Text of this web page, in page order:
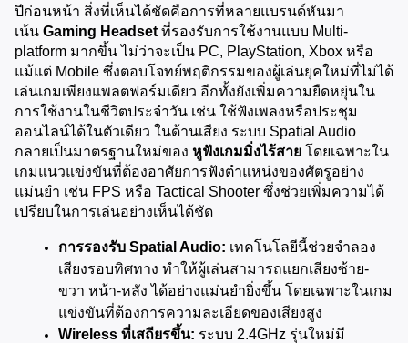
ปีก่อนหน้า สิ่งที่เห็นได้ชัดคือการที่หลายแบรนด์หันมา
เน้น Gaming Headset ที่รองรับการใช้งานแบบ Multi-
platform มากขึ้น ไม่ว่าจะเป็น PC, PlayStation, Xbox หรือ
แม้แต่ Mobile ซึ่งตอบโจทย์พฤติกรรมของผู้เล่นยุคใหม่ที่ไม่ได้
เล่นเกมเพียงแพลตฟอร์มเดียว อีกทั้งยังเพิ่มความยืดหยุ่นใน
การใช้งานในชีวิตประจำวัน เช่น ใช้ฟังเพลงหรือประชุม
ออนไลน์ได้ในตัวเดียว ในด้านเสียง ระบบ Spatial Audio
กลายเป็นมาตรฐานใหม่ของ หูฟังเกมมิ่งไร้สาย โดยเฉพาะใน
เกมแนวแข่งขันที่ต้องอาศัยการฟังตำแหน่งของศัตรูอย่าง
แม่นยำ เช่น FPS หรือ Tactical Shooter ซึ่งช่วยเพิ่มความได้
เปรียบในการเล่นอย่างเห็นได้ชัด
การรองรับ Spatial Audio: เทคโนโลยีนี้ช่วยจำลอง
เสียงรอบทิศทาง ทำให้ผู้เล่นสามารถแยกเสียงซ้าย-
ขวา หน้า-หลัง ได้อย่างแม่นยำยิ่งขึ้น โดยเฉพาะในเกม
แข่งขันที่ต้องการความละเอียดของเสียงสูง
Wireless ที่เสถียรขึ้น: ระบบ 2.4GHz รุ่นใหม่มี